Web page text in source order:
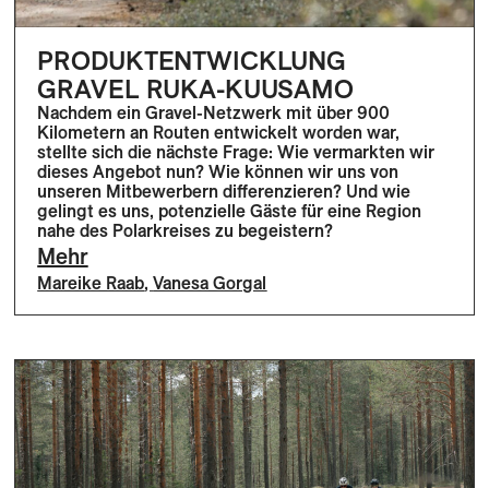
PRODUKTENTWICKLUNG
GRAVEL RUKA-KUUSAMO
Nachdem ein Gravel-Netzwerk mit über 900
Kilometern an Routen entwickelt worden war,
stellte sich die nächste Frage: Wie vermarkten wir
dieses Angebot nun? Wie können wir uns von
unseren Mitbewerbern differenzieren? Und wie
gelingt es uns, potenzielle Gäste für eine Region
nahe des Polarkreises zu begeistern?
Mehr
Mareike Raab,Vanesa Gorgal